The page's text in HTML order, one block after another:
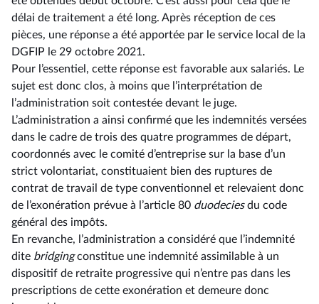
délai de traitement a été long. Après réception de ces
pièces, une réponse a été apportée par le service local de la
DGFIP le 29 octobre 2021.
Pour l’essentiel, cette réponse est favorable aux salariés. Le
sujet est donc clos, à moins que l’interprétation de
l’administration soit contestée devant le juge.
L’administration a ainsi confirmé que les indemnités versées
dans le cadre de trois des quatre programmes de départ,
coordonnés avec le comité d’entreprise sur la base d’un
strict volontariat, constituaient bien des ruptures de
contrat de travail de type conventionnel et relevaient donc
de l’exonération prévue à l’article 80 duodeciesdu code
général des impôts.
En revanche, l’administration a considéré que l’indemnité
dite bridgingconstitue une indemnité assimilable à un
dispositif de retraite progressive qui n’entre pas dans les
prescriptions de cette exonération et demeure donc